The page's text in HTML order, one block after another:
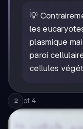
💡
les
plasmique
paroi
cellules
2 of 4